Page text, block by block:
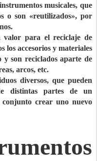
musicales, que
o son «reutilizados», por
para el reciclaje de
los accesorios y materiales
son reciclados aparte de
arcos, etc.
diversos, que pueden
distintas partes de un
crear uno nuevo